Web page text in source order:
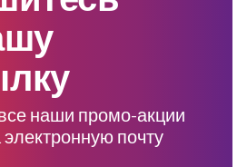
наши промо-акции
почту